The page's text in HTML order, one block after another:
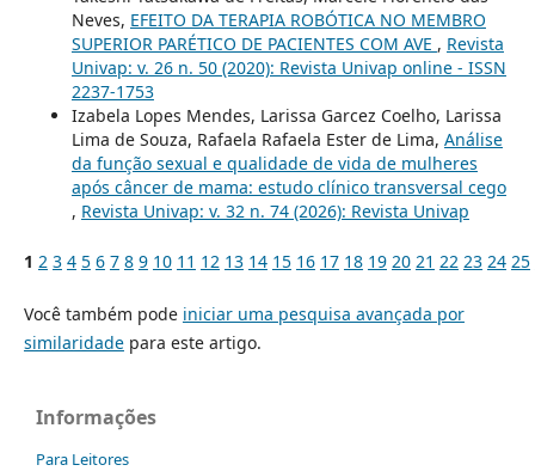
Neves, EFEITO DA TERAPIA ROBÓTICA NO MEMBRO
SUPERIOR PARÉTICO DE PACIENTES COM AVE , Revista
Univap: v. 26 n. 50 (2020): Revista Univap online - ISSN
2237-1753
Izabela Lopes Mendes, Larissa Garcez Coelho, Larissa
Lima de Souza, Rafaela Rafaela Ester de Lima, Análise
da função sexual e qualidade de vida de mulheres
após câncer de mama: estudo clínico transversal cego
, Revista Univap: v. 32 n. 74 (2026): Revista Univap
1 2 3 4 5 6 7 8 9 10 11 12 13 14 15 16 17 18 19 20 21 22 23 24 25
Você também pode iniciar uma pesquisa avançada por
similaridadepara este artigo.
Informações
Para Leitores